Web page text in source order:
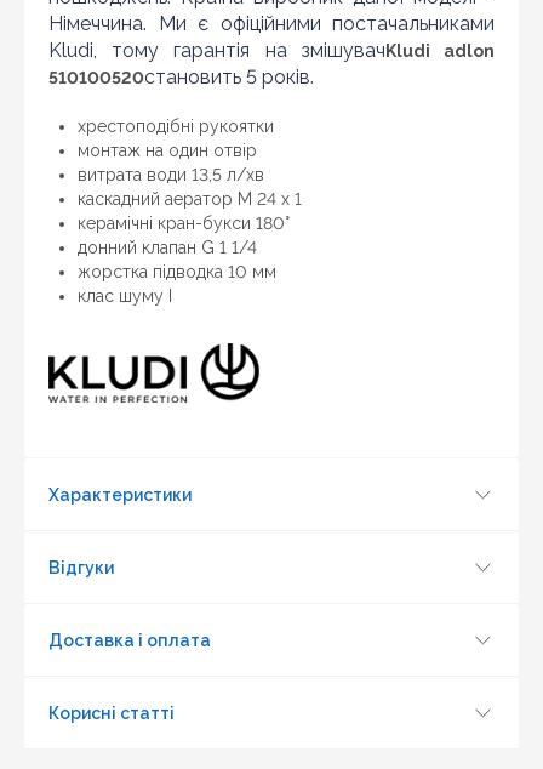
Німеччина. Ми є офіційними постачальниками
Kludi, тому гарантія на змішувач Kludi adlon
510100520становить 5 років.
хрестоподібні рукоятки
монтаж на один отвір
витрата води 13,5 л/хв
каскадний аератор M 24 x 1
керамічні кран-букси 180°
донний клапан G 1 1/4
жорстка підводка 10 мм
клас шуму I
Характеристики
Відгуки
Доставка і оплата
Корисні статті
Надіслати